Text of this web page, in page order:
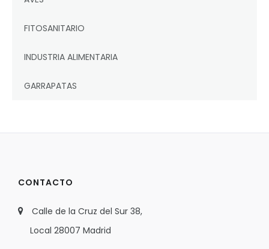
FITOSANITARIO
INDUSTRIA ALIMENTARIA
GARRAPATAS
CONTACTO
Calle de la Cruz del Sur 38,
Local 28007 Madrid